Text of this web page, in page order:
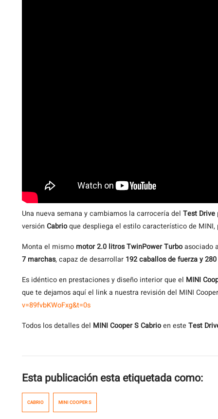
Una nueva semana y cambiamos la carrocería del Test Drive
versión Cabrioque despliega el estilo característico de MINI,
Monta el mismo motor 2.0 litros TwinPower Turboasociado
7 marchas, capaz de desarrollar 192 caballos de fuerza y
Es idéntico en prestaciones y diseño interior que el MINI
que te dejamos aquí el link a nuestra revisión del MINI
v=89fvbKWoFxg&t=0s
Todos los detalles del MINI Cooper S Cabrioen este Test
Esta publicación esta etiquetada como:
CABRIO MINI COOPER S